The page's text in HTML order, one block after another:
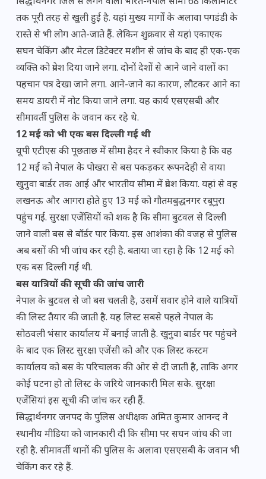
तक पूरी तरह से खुली हुई है. यहां मुख्य मार्गों के अलावा पगडंडी के
रास्ते से भी लोग आते-जाते हैं. लेकिन शुक्रवार से यहां एकाएक
सघन चेकिंग और मेटल डिटेक्टर मशीन से जांच के बाद ही एक-एक
व्यक्ति को प्रवेश दिया जाने लगा. दोनों देशों से आने जाने वालों का
पहचान पत्र देखा जाने लगा. आने-जाने का कारण, लौटकर आने का
समय डायरी में नोट किया जाने लगा. यह कार्य एसएसबी और
सीमावर्ती पुलिस के जवान कर रहे थे.
12 मई को भी एक बस दिल्ली गई थी
यूपी एटीएस की पूछताछ में सीमा हैदर ने स्वीकार किया है कि वह
12 मई को नेपाल के पोखरा से बस पकड़कर रूपनदेही से वाया
खुनुवा बार्डर तक आई और भारतीय सीमा में प्रवेश किया. यहां से वह
लखनऊ और आगरा होते हुए 13 मई को गौतमबुद्धनगर रबूपुरा
पहुंच गई. सुरक्षा एजेंसियों को शक है कि सीमा बुटवल से दिल्ली
जाने वाली बस से बॉर्डर पार किया. इस आशंका की वजह से पुलिस
अब बसों की भी जांच कर रही है. बताया जा रहा है कि 12 मई को
एक बस दिल्ली गई थी.
बस यात्रियों की सूची की जांच जारी
नेपाल के बुटवल से जो बस चलती है, उसमें सवार होने वाले यात्रियों
की लिस्ट तैयार की जाती है. यह लिस्ट सबसे पहले नेपाल के
सोठवली भंसार कार्यालय में बनाई जाती है. खुनुवा बार्डर पर पहुंचने
के बाद एक लिस्ट सुरक्षा एजेंसी को और एक लिस्ट कस्टम
कार्यालय को बस के परिचालक की ओर से दी जाती है, ताकि अगर
कोई घटना हो तो लिस्ट के जरिये जानकारी मिल सके. सुरक्षा
एजेंसियां इस सूची की जांच कर रही हैं.
सिद्धार्थनगर जनपद के पुलिस अधीक्षक अमित कुमार आनन्द ने
स्थानीय मीडिया को जानकारी दी कि सीमा पर सघन जांच की जा
रही है. सीमावर्ती थानों की पुलिस के अलावा एसएसबी के जवान भी
चेकिंग कर रहे हैं.